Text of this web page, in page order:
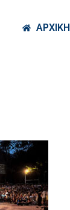
ΑΡΧΙΚΗ